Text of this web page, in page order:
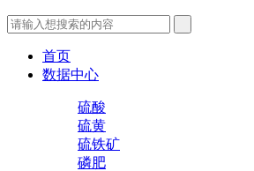
首页
数据中心
硫酸
硫黄
硫铁矿
磷肥